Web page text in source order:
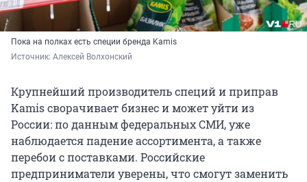
Пока на полках есть специи бренда Kamis
Источник: Алексей Волхонский
Крупнейший производитель специй и приправ
Kamis сворачивает бизнес и может уйти из
России: по данным федеральных СМИ, уже
наблюдается падение ассортимента, а также
перебои с поставками. Российские
предприниматели уверены, что смогут заменить